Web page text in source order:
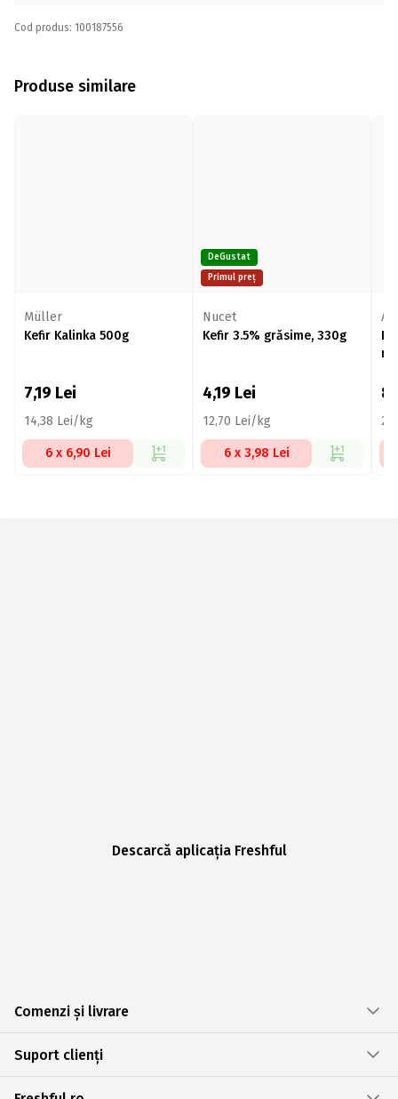
Cod produs: 100187556
Produse similare
Müller
Kefir Kalinka 500g
7,19 Lei
14,38 Lei/kg
6 x 6,90 Lei
DeGustat
Primul preț
Nucet
Kefir 3.5% grăsime, 330g
4,19 Lei
12,70 Lei/kg
6 x 3,98 Lei
Descarcă aplicația Freshful
Comenzi și livrare
Suport clienți